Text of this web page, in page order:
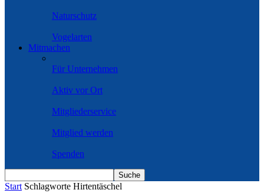
Naturschutz
Vogelarten
Mitmachen
Für Unternehmen
Aktiv vor Ort
Mitgliederservice
Mitglied werden
Spenden
Start Schlagworte Hirtentäschel